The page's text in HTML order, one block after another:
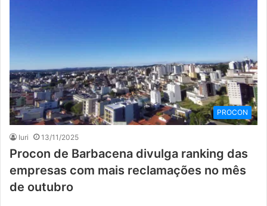
PROCON
Iuri 13/11/2025
Procon de Barbacena divulga ranking das
empresas com mais reclamações no mês
de outubro